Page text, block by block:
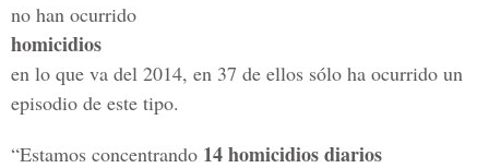
no han ocurrido
homicidios
en lo que va del 2014, en 37 de ellos sólo ha ocurrido un
episodio de este tipo.
“Estamos concentrando 14 homicidios diarios